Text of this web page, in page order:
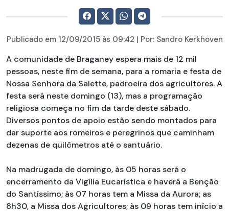
Publicado em 12/09/2015às 09:42 | Por: Sandro Kerkhoven
A comunidade de Braganey espera mais de 12 mil
pessoas, neste fim de semana, para a romaria e festa de
Nossa Senhora da Salette, padroeira dos agricultores. A
festa será neste domingo (13), mas a programação
religiosa começa no fim da tarde deste sábado.
Diversos pontos de apoio estão sendo montados para
dar suporte aos romeiros e peregrinos que caminham
dezenas de quilômetros até o santuário.
Na madrugada de domingo, às 05 horas será o
encerramento da Vigília Eucarística e haverá a Benção
do Santíssimo; às 07 horas tem a Missa da Aurora; as
8h30, a Missa dos Agricultores; às 09 horas tem início a